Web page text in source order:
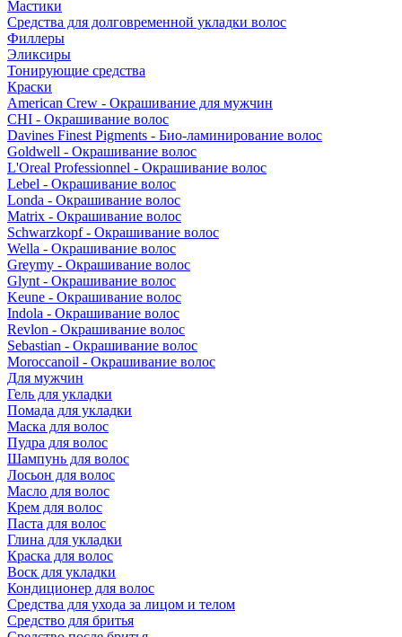
Мастики
Средства для долговременной укладки волос
Филлеры
Эликсиры
Тонирующие средства
Краски
American Crew - Окрашивание для мужчин
CHI - Окрашивание волос
Davines Finest Pigments - Био-ламинирование волос
Goldwell - Окрашивание волос
L'Oreal Professionnel - Окрашивание волос
Lebel - Окрашивание волос
Londa - Окрашивание волос
Matrix - Окрашивание волос
Schwarzkopf - Окрашивание волос
Wella - Окрашивание волос
Greymy - Окрашивание волос
Glynt - Окрашивание волос
Keune - Окрашивание волос
Indola - Окрашивание волос
Revlon - Окрашивание волос
Sebastian - Окрашивание волос
Moroccanoil - Окрашивание волос
Для мужчин
Гель для укладки
Помада для укладки
Маска для волос
Пудра для волос
Шампунь для волос
Лосьон для волос
Масло для волос
Крем для волос
Паста для волос
Глина для укладки
Краска для волос
Воск для укладки
Кондиционер для волос
Средства для ухода за лицом и телом
Средство для бритья